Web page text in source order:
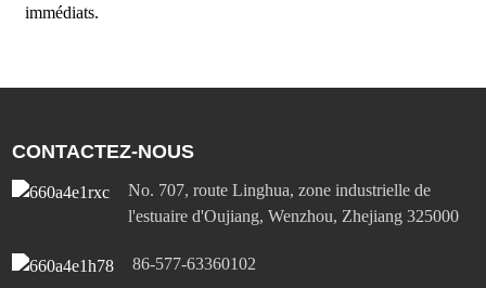
immédiats.
CONTACTEZ-NOUS
No. 707, route Linghua, zone industrielle de
l'estuaire d'Oujiang, Wenzhou, Zhejiang 325000
86-577-63360102